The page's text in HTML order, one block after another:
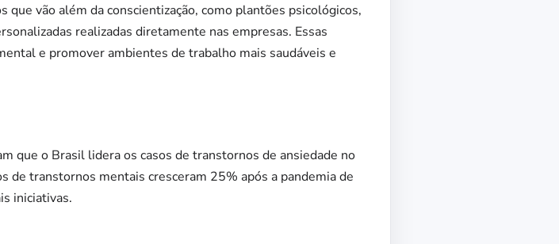
que vão além da conscientização, como plantões psicológicos,
realizadas diretamente nas empresas. Essas
e promover ambientes de trabalho mais saudáveis e
que o Brasil lidera os casos de transtornos de ansiedade no
de transtornos mentais cresceram 25% após a pandemia de
iniciativas.